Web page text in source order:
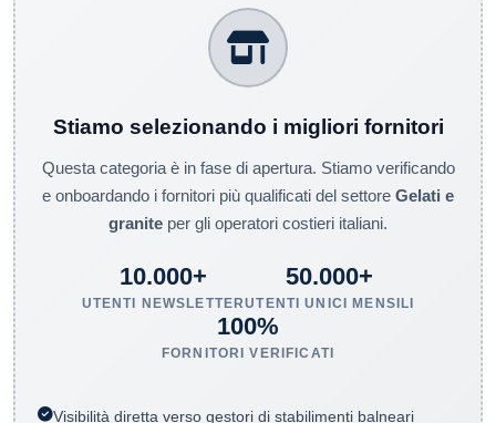
Stiamo selezionando i migliori fornitori
Questa categoria è in fase di apertura. Stiamo verificando
e onboardando i fornitori più qualificati del settore Gelati e
granite per gli operatori costieri italiani.
10.000+
UTENTI NEWSLETTER
50.000+
UTENTI UNICI MENSILI
100%
FORNITORI VERIFICATI
Visibilità diretta verso gestori di stabilimenti balneari